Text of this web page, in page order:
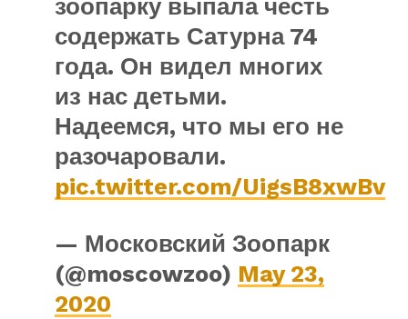
зоопарку выпала честь
содержать Сатурна 74
года. Он видел многих
из нас детьми.
Надеемся, что мы его не
разочаровали.
pic.twitter.com/UigsB8xwBv
— Московский Зоопарк
(@moscowzoo) May 23,
2020